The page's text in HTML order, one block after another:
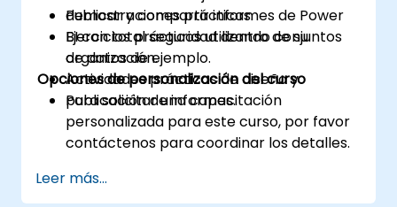
Publicar y compartir informes de Power
BI con total seguridad dentro de su
organización.
demostraciones prácticas.
Ejercicios prácticos utilizando conjuntos
de datos de ejemplo.
Actividades prácticas de diseño y
publicación de informes.
Opciones de personalización del curso
Para solicitar una capacitación
personalizada para este curso, por favor
contáctenos para coordinar los detalles.
Leer más...